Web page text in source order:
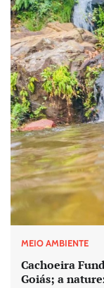
MEIO AMBIENTE
Cachoeira
Goiás; a